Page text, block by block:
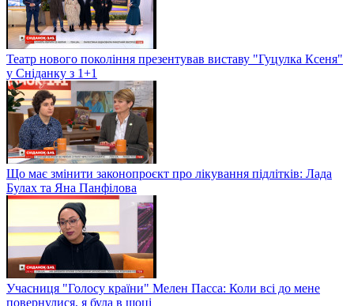
Театр нового покоління презентував виставу "Гуцулка Ксеня"
у Сніданку з 1+1
Що має змінити законопроєкт про лікування підлітків: Лада
Булах та Яна Панфілова
Учасниця "Голосу країни" Мелен Пасса: Коли всі до мене
повернулися, я була в шоці